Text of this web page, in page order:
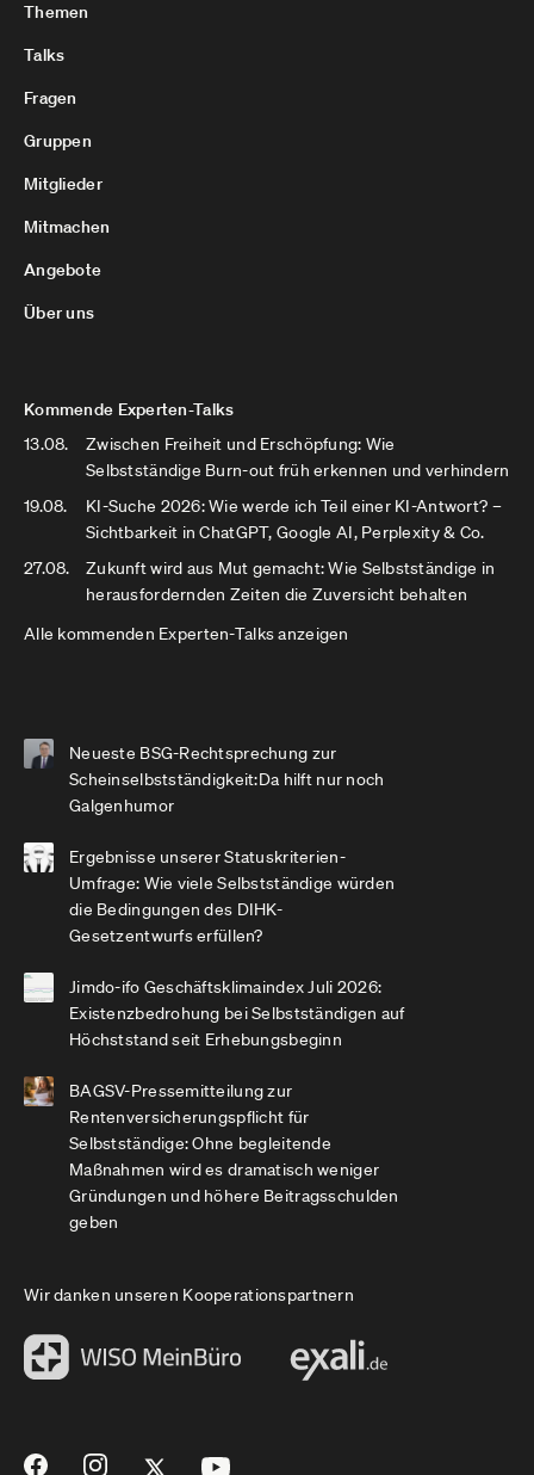
Themen
Talks
Fragen
Gruppen
Mitglieder
Mitmachen
Angebote
Über uns
Kommende Experten-Talks
13.08.
Zwischen Freiheit und Erschöpfung: Wie
Selbstständige Burn-out früh erkennen und verhindern
19.08.
KI-Suche 2026: Wie werde ich Teil einer KI-Antwort? –
Sichtbarkeit in ChatGPT, Google AI, Perplexity & Co.
27.08.
Zukunft wird aus Mut gemacht: Wie Selbstständige in
herausfordernden Zeiten die Zuversicht behalten
Alle kommenden Experten-Talks anzeigen
Neueste BSG-Rechtsprechung zur
Scheinselbstständigkeit:Da hilft nur noch
Galgenhumor
Ergebnisse unserer Statuskriterien-
Umfrage: Wie viele Selbstständige würden
die Bedingungen des DIHK-
Gesetzentwurfs erfüllen?
Jimdo-ifo Geschäftsklimaindex Juli 2026:
Existenzbedrohung bei Selbstständigen auf
Höchststand seit Erhebungsbeginn
BAGSV-Pressemitteilung zur
Rentenversicherungspflicht für
Selbstständige: Ohne begleitende
Maßnahmen wird es dramatisch weniger
Gründungen und höhere Beitragsschulden
geben
Wir danken unseren Kooperationspartnern